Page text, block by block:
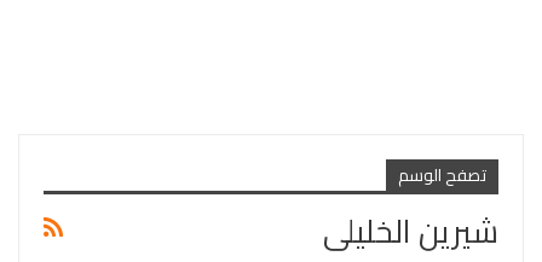
تصفح الوسم
شيرين الخليلى